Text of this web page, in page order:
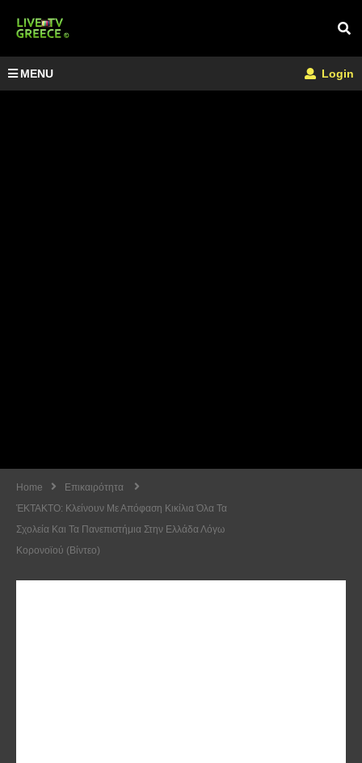
MENU Login
Home
Επικαιρότητα
ΈΚΤΑΚΤΟ: Κλείνουν Με Απόφαση Κικίλια Όλα Τα
Σχολεία Και Τα Πανεπιστήμια Στην Ελλάδα Λόγω
Κορονοϊού (Βίντεο)